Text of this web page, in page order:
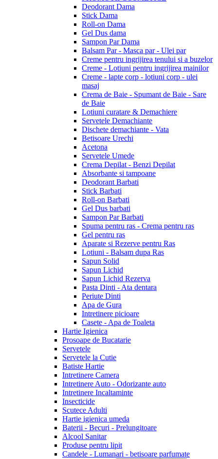
Deodorant Dama
Stick Dama
Roll-on Dama
Gel Dus dama
Sampon Par Dama
Balsam Par - Masca par - Ulei par
Creme pentru ingrijirea tenului si a buzelor
Creme - Lotiuni pentru ingrijirea mainilor
Creme - lapte corp - lotiuni corp - ulei
masaj
Crema de Baie - Spumant de Baie - Sare
de Baie
Lotiuni curatare & Demachiere
Servetele Demachiante
Dischete demachiante - Vata
Betisoare Urechi
Acetona
Servetele Umede
Crema Depilat - Benzi Depilat
Absorbante si tampoane
Deodorant Barbati
Stick Barbati
Roll-on Barbati
Gel Dus barbati
Sampon Par Barbati
Spuma pentru ras - Crema pentru ras
Gel pentru ras
Aparate si Rezerve pentru Ras
Lotiuni - Balsam dupa Ras
Sapun Solid
Sapun Lichid
Sapun Lichid Rezerva
Pasta Dinti - Ata dentara
Periute Dinti
Apa de Gura
Intretinere picioare
Casete - Apa de Toaleta
Hartie Igienica
Prosoape de Bucatarie
Servetele
Servetele la Cutie
Batiste Hartie
Intretinere Camera
Intretinere Auto - Odorizante auto
Intretinere Incaltaminte
Insecticide
Scutece Adulti
Hartie igienica umeda
Baterii - Becuri - Prelungitoare
Alcool Sanitar
Produse pentru lipit
Candele - Lumanari - betisoare parfumate